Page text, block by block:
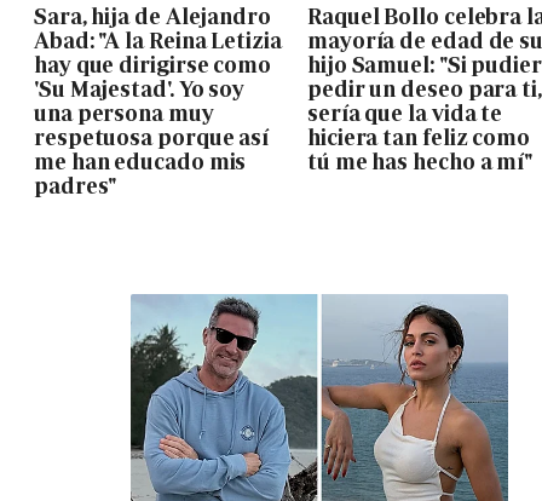
Sara, hija de Alejandro
Abad: "A la Reina Letizia
hay que dirigirse como
'Su Majestad'. Yo soy
una persona muy
respetuosa porque así
me han educado mis
padres"
Raquel Bollo celebra
mayoría de edad de
hijo Samuel: "Si
pedir un deseo para ti,
sería que la vida te
hiciera tan feliz como
tú me has hecho a mí"